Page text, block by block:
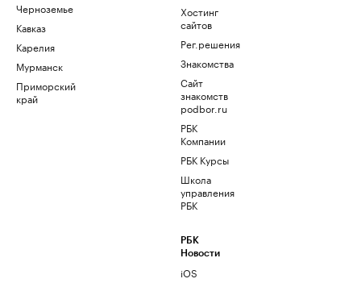
Черноземье
Кавказ
Карелия
Мурманск
Приморский
край
Хостинг
сайтов
Рег.решения
Знакомства
Сайт
знакомств
podbor.ru
РБК
Компании
РБК Курсы
Школа
управления
РБК
РБК
Новости
iOS